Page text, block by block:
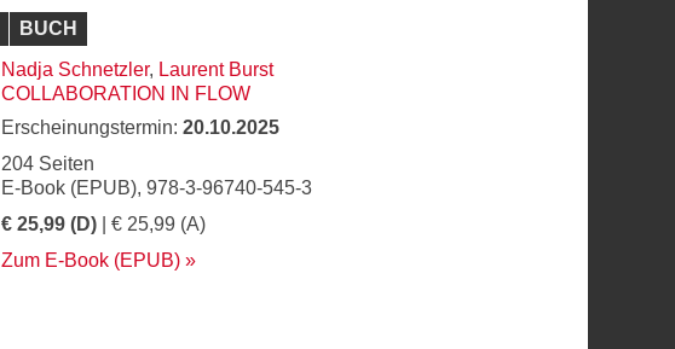
BUCH
Nadja Schnetzler, Laurent Burst
COLLABORATION IN FLOW
Erscheinungstermin: 20.10.2025
204 Seiten
E-Book (EPUB), 978-3-96740-545-3
€ 25,99 (D) | € 25,99 (A)
Zum E-Book (EPUB)